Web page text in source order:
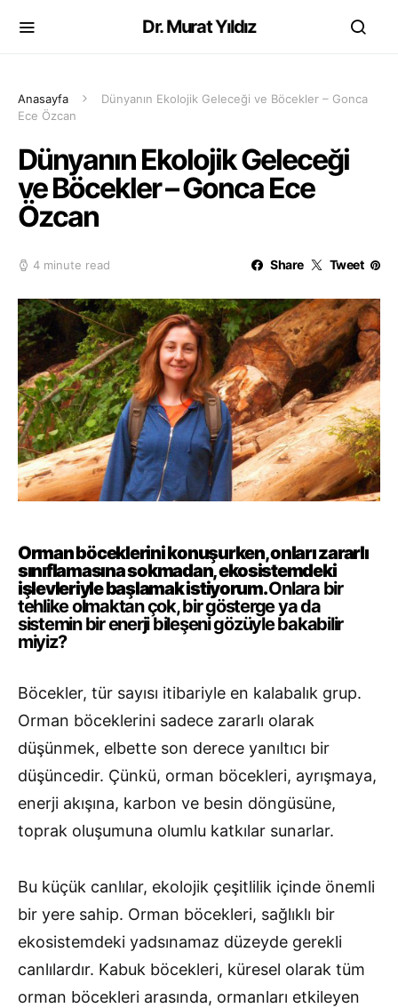
Dr. Murat Yıldız
Anasayfa
Dünyanın Ekolojik Geleceği ve Böcekler – Gonca
Ece Özcan
Dünyanın Ekolojik Geleceği
ve Böcekler – Gonca Ece
Özcan
4 minute read Share Tweet
Orman böceklerini konuşurken, onları zararlı
sınıflamasına sokmadan, ekosistemdeki
işlevleriyle başlamak istiyorum.Onlara bir
tehlike olmaktan çok, bir gösterge ya da
sistemin bir enerji bileşeni gözüyle bakabilir
miyiz?
Böcekler, tür sayısı itibariyle en kalabalık grup.
Orman böceklerini sadece zararlı olarak
düşünmek, elbette son derece yanıltıcı bir
düşüncedir. Çünkü, orman böcekleri, ayrışmaya,
enerji akışına, karbon ve besin döngüsüne,
toprak oluşumuna olumlu katkılar sunarlar.
Bu küçük canlılar, ekolojik çeşitlilik içinde önemli
bir yere sahip. Orman böcekleri, sağlıklı bir
ekosistemdeki yadsınamaz düzeyde gerekli
canlılardır. Kabuk böcekleri, küresel olarak tüm
orman böcekleri arasında, ormanları etkileyen